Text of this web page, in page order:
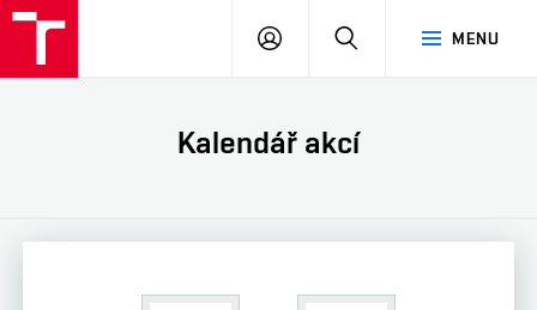
MENU
PŘIHLÁSIT
Kalendář akcí